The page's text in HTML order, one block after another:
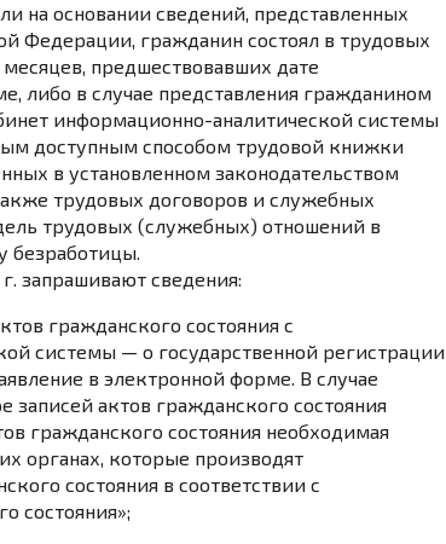
на основании сведений, представленных
Федерации, гражданин состоял в трудовых
предшествовавших дате
либо в случае представления гражданином
информационно-аналитической системы
доступным способом трудовой книжки
в установленном законодательством
трудовых договоров и служебных
трудовых (служебных) отношений в
безработицы.
запрашивают сведения:
гражданского состояния с
системы — о государственной регистрации
в электронной форме. В случае
записей актов гражданского состояния
гражданского состояния необходимая
органах, которые производят
состояния в соответствии с
состояния»;